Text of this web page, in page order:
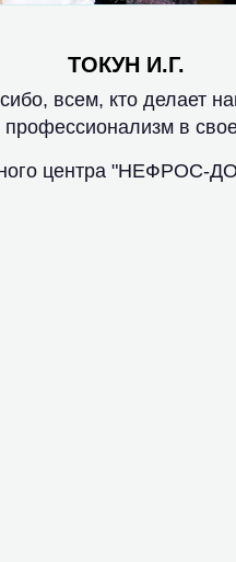
ТОКУН И.Г.
всем, кто делает
профессионализм в
центра "НЕФРОС-